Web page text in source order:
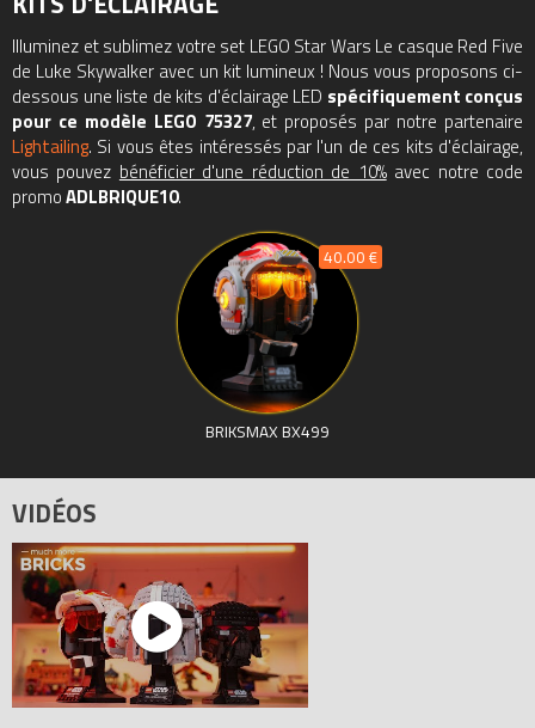
d’écrasement et de torsion, puis analysées afin de vérifier
qu’elles satisfont aux normes de sécurité les plus exigeantes
Tous les prix du LEGO Star Wars 75327 Le casque Red Five de
Luke Skywalker (Luke Skywalker’s Helmet)sur Avenue de la
brique, comparateur de prix 100% LEGO.
5057966260073, 0673419357470.
Illuminez et sublimez votre set LEGO Star Wars Le casque Red Five
de Luke Skywalker avec un kit lumineux ! Nous vous proposons ci-
dessous une liste de kits d'éclairage LED spécifiquement conçus
pour ce modèle LEGO 75327, et proposés par notre partenaire
Lightailing. Si vous êtes intéressés par l'un de ces kits d'éclairage,
vous pouvez bénéficier d'une réduction de 10%avec notre code
promoADLBRIQUE10.
40.00 €
BRIKSMAX BX499
VIDÉOS